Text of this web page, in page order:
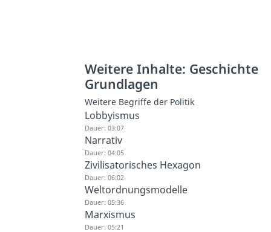
Weitere Inhalte: Geschichte
Grundlagen
Weitere Begriffe der Politik
Lobbyismus
Dauer: 03:07
Narrativ
Dauer: 04:05
Zivilisatorisches Hexagon
Dauer: 06:02
Weltordnungsmodelle
Dauer: 05:36
Marxismus
Dauer: 05:21